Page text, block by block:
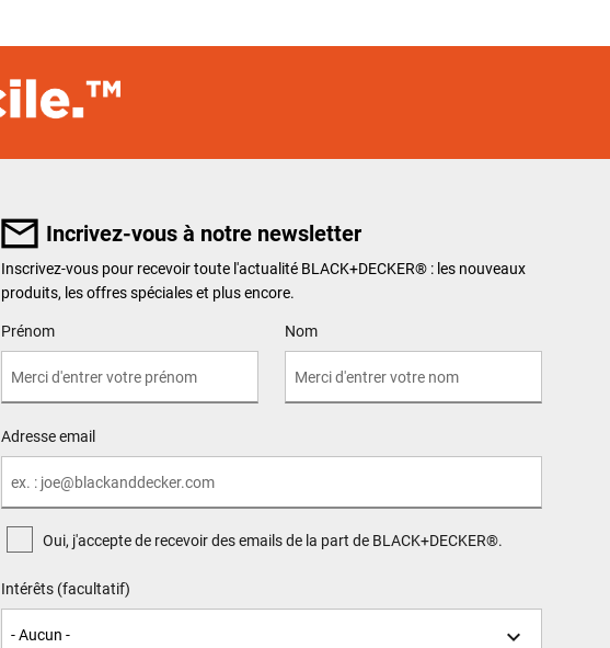
Incrivez-vous à notre newsletter
Inscrivez-vous pour recevoir toute l'actualité BLACK+DECKER®: les nouveaux
produits, les offres spéciales et plus encore.
User Details
Prénom Nom
Adresse email
Oui, j'accepte de recevoir des emails de la part de BLACK+DECKER®.
Intérêts (facultatif)